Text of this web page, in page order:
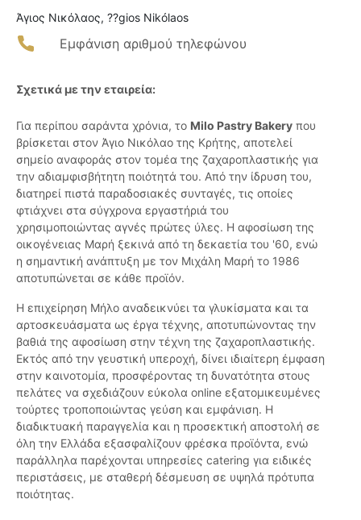
Άγιος Νικόλαος, ??gios Nikólaos
Εμφάνιση αριθμού τηλεφώνου
Σχετικά με την εταιρεία:
Για περίπου σαράντα χρόνια, το Milo Pastry Bakery που
βρίσκεται στον Άγιο Νικόλαο της Κρήτης, αποτελεί
σημείο αναφοράς στον τομέα της ζαχαροπλαστικής για
την αδιαμφισβήτητη ποιότητά του. Από την ίδρυση του,
διατηρεί πιστά παραδοσιακές συνταγές, τις οποίες
φτιάχνει στα σύγχρονα εργαστήριά του
χρησιμοποιώντας αγνές πρώτες ύλες. Η αφοσίωση της
οικογένειας Μαρή ξεκινά από τη δεκαετία του '60, ενώ
η σημαντική ανάπτυξη με τον Μιχάλη Μαρή το 1986
αποτυπώνεται σε κάθε προϊόν.
Η επιχείρηση Μήλο αναδεικνύει τα γλυκίσματα και τα
αρτοσκευάσματα ως έργα τέχνης, αποτυπώνοντας την
βαθιά της αφοσίωση στην τέχνη της ζαχαροπλαστικής.
Εκτός από την γευστική υπεροχή, δίνει ιδιαίτερη έμφαση
στην καινοτομία, προσφέροντας τη δυνατότητα στους
πελάτες να σχεδιάζουν εύκολα online εξατομικευμένες
τούρτες τροποποιώντας γεύση και εμφάνιση. Η
διαδικτυακή παραγγελία και η προσεκτική αποστολή σε
όλη την Ελλάδα εξασφαλίζουν φρέσκα προϊόντα, ενώ
παράλληλα παρέχονται υπηρεσίες catering για ειδικές
περιστάσεις, με σταθερή δέσμευση σε υψηλά πρότυπα
ποιότητας.